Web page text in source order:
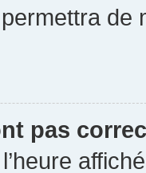
de
pas